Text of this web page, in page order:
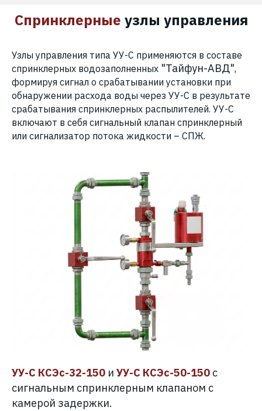
Спринклерные узлы управления
Узлы управления типа УУ-С применяются в составе
спринклерных водозаполненных "Тайфун-АВД",
формируя сигнал о срабатывании установки при
обнаружении расхода воды через УУ-С в результате
срабатывания спринклерных распылителей. УУ-С
включают в себя сигнальный клапан спринклерный
или сигнализатор потока жидкости – СПЖ.
УУ-С КСЭс-32-150 и УУ-С КСЭс-50-150 с
сигнальным спринклерным клапаном с
камерой задержки.